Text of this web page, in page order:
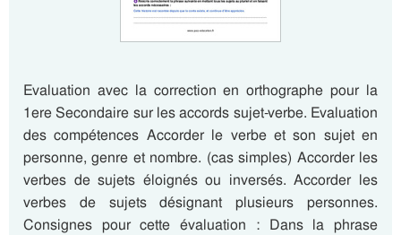
Evaluation avec la correction en orthographe pour la
1ere Secondaire sur les accords sujet-verbe. Evaluation
des compétences Accorder le verbe et son sujet en
personne, genre et nombre. (cas simples) Accorder les
verbes de sujets éloignés ou inversés. Accorder les
verbes de sujets désignant plusieurs personnes.
Consignes pour cette évaluation : Dans la phrase